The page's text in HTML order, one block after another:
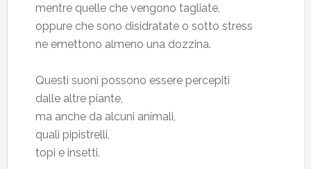
mentre quelle che vengono tagliate,
oppure che sono disidratate o sotto stress
ne emettono almeno una dozzina.
Questi suoni possono essere percepiti
dalle altre piante,
ma anche da alcuni animali,
quali pipistrelli,
topi e insetti.